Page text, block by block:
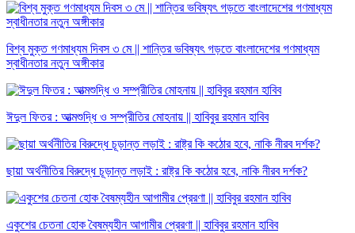
বিশ্ব মুক্ত গণমাধ্যম দিবস ৩ মে || শান্তির ভবিষ্যৎ গড়তে বাংলাদেশের গণমাধ্যম
স্বাধীনতার নতুন অঙ্গীকার
ঈদুল ফিতর : আত্মশুদ্ধি ও সম্প্রীতির মোহনায় || হাবিবুর রহমান হাবিব
ছায়া অর্থনীতির বিরুদ্ধে চূড়ান্ত লড়াই : রাষ্ট্র কি কঠোর হবে, নাকি নীরব দর্শক?
একুশের চেতনা হোক বৈষম্যহীন আগামীর প্রেরণা || হাবিবুর রহমান হাবিব